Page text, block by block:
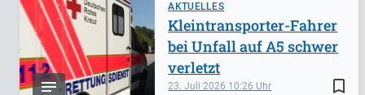
AKTUELLES
bookmark_border
23. Juli 2026 10:26
Kleintransporter-Fahrer
bei Unfall auf A5 schwer
verletzt